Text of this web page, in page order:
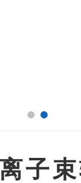
子